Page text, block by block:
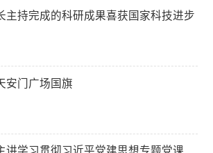
主持完成的科研成果喜获国家科技进步
安门广场国旗